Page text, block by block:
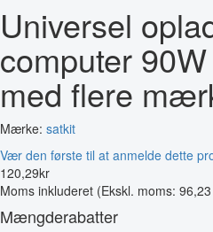
Universel
computer
med flere
Mærke: satkit
Vær den første til at anmelde dette
120,29kr
Moms inkluderet (Ekskl. moms:
Mængderabatter